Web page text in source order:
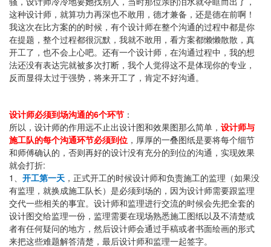
骚，设计师冷冷地要她找别人，当时那位亲的泪水就夺眶而出了，
这种设计师，就算功力再深也不敢用，德才兼备，还是德在前啊！
我这次在比方案的的时候，有个设计师在整个沟通的过程中都是你
在提题，整个过程都很沉默，我就不敢用，看方案都懒懒散散，真
开工了，也不会上心吧。还有一个设计师，在沟通过程中，我的想
法还没有表达完就被多次打断，我个人觉得这不是体现你的专业，
反而显得太过于强势，将来开工了，肯定不好沟通。
设计师必须到场沟通的6个环节 ：
所以，设计师的作用远不止出设计图和效果图那么简单， 设计师与
施工队的每个沟通环节必须到位 ，厚厚的一叠图纸是要将每个细节
和师傅确认的，否则再好的设计没有充分的到位的沟通，实现效果
就会打折:
1 、 开工第一天 ，正式开工的时候设计师和负责施工的监理（如果没
有监理，就换成施工队长）是必须到场的，因为设计师需要跟监理
交代一些相关的事宜。设计师和监理进行交流的时候会先把全套的
设计图交给监理一份，监理需要在现场熟悉施工图纸以及不清楚或
者有任何疑问的地方，然后设计师会通过手稿或者书面绘画的形式
来把这些难题解答清楚，最后设计师和监理一起签字。